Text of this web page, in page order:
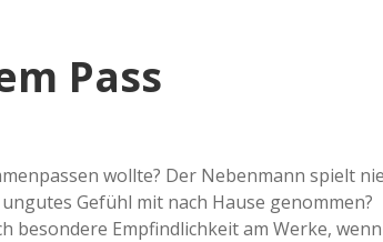
Pass
wollte? Der Nebenmann spielt nie
Gefühl mit nach Hause genommen?
besondere Empfindlichkeit am Werke, wenn